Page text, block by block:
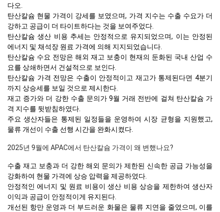
다오.
탄산칼슘 현물 가격이 강세를 보였으며, 가격 지수는 수출 수요가 더
강하고 공급이 더 타이트하다는 것을 보여주었다.
탄산칼슘 생산 비용 추세는 안정적으로 유지되었으며, 이는 안정된
에너지 및 채석장 원료 가격에 의해 지지되었습니다.
탄산칼슘 수요 전망은 해외 재고 보충이 현재의 둔화된 국내 산업 수
요를 상쇄하면서 건설적으로 보인다.
탄산칼슘 가격 전망은 수출이 안정적이고 재고가 통제된다면 4분기
까지 상승세를 보일 것으로 제시한다.
재고 증가와 더 강한 수출 문의가 9월 거래 전반에 걸쳐 탄산칼슘 가
격 지수를 뒷받침하였다.
주요 생산자들은 통제된 일정들을 운영하여 시장 균형을 지원했고,
물류 개선이 수출 선행 시간을 완화시켰다.
2025년 9월에 APAC에서 탄산칼슘 가격이 왜 변했나요?
수출 재고 보충과 더 강한 해외 문의가 제한된 신속한 공급 가능성을
강화하여 현물 가격에 상승 압력을 제공하였다.
안정적인 에너지 및 원료 비용이 생산 비용 상승을 제한하여 생산자
이익과 공급이 안정적이게 유지된다.
개선된 항만 운영과 더 부드러운 화물은 물류 지연을 줄였으며, 이를